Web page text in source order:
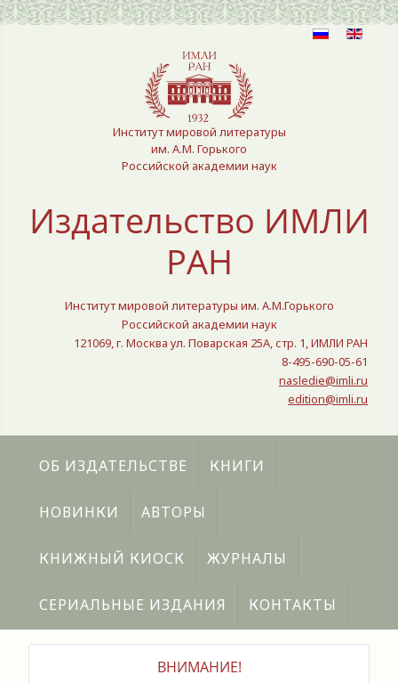
Выберите язык
Институт мировой литературы
им. А.М. Горького
Российской академии наук
Издательство ИМЛИ
РАН
Институт мировой литературы им. А.М.Горького
Российской академии наук
121069, г. Москва ул. Поварская 25A, стр. 1, ИМЛИ РАН
8-495-690-05-61
nasledie@imli.ru
edition@imli.ru
ОБ ИЗДАТЕЛЬСТВЕ КНИГИ
НОВИНКИ АВТОРЫ
КНИЖНЫЙ КИОСК ЖУРНАЛЫ
СЕРИАЛЬНЫЕ ИЗДАНИЯ КОНТАКТЫ
ВНИМАНИЕ!